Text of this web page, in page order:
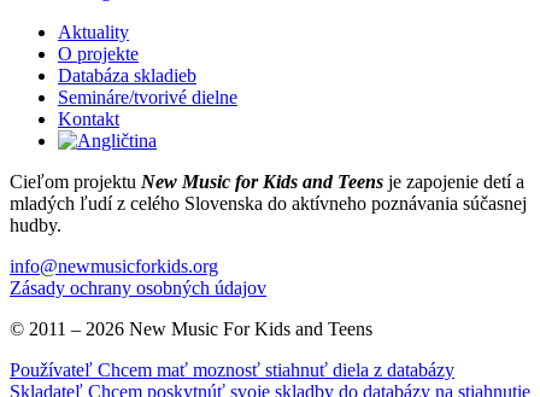
Aktuality
O projekte
Databáza skladieb
Semináre/tvorivé dielne
Kontakt
Cieľom projektu New Music for Kids and Teens je zapojenie detí a
mladých ľudí z celého Slovenska do aktívneho poznávania súčasnej
hudby.
info@newmusicforkids.org
Zásady ochrany osobných údajov
© 2011 – 2026 New Music For Kids and Teens
Používateľ Chcem mať moznosť stiahnuť diela z databázy
Skladateľ Chcem poskytnúť svoje skladby do databázy na stiahnutie